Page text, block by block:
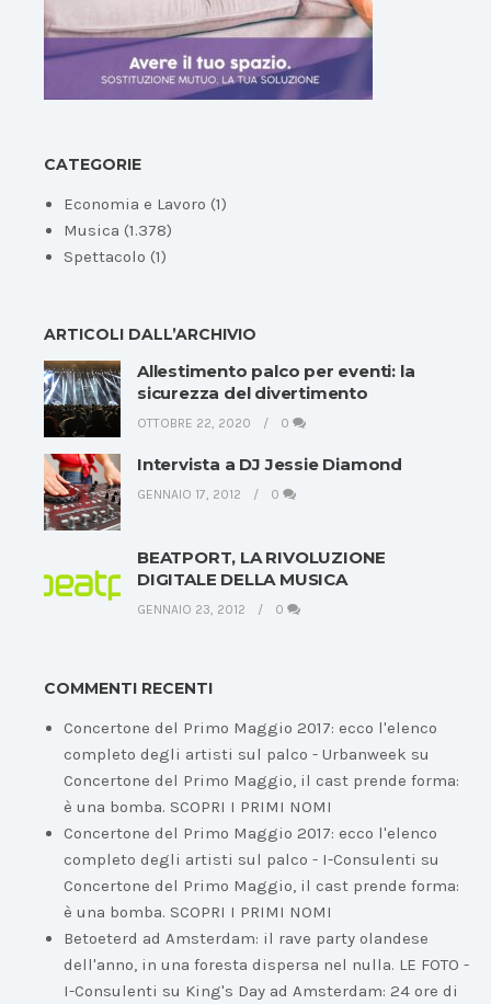
CATEGORIE
Economia e Lavoro (1)
Musica (1.378)
Spettacolo (1)
ARTICOLI DALL’ARCHIVIO
Allestimento palco per eventi: la
sicurezza del divertimento
OTTOBRE 22, 2020 0
Intervista a DJ Jessie Diamond
GENNAIO 17, 2012 0
BEATPORT, LA RIVOLUZIONE
DIGITALE DELLA MUSICA
GENNAIO 23, 2012 0
COMMENTI RECENTI
Concertone del Primo Maggio 2017: ecco l'elenco
completo degli artisti sul palco - Urbanweek su
Concertone del Primo Maggio, il cast prende forma:
è una bomba. SCOPRI I PRIMI NOMI
Concertone del Primo Maggio 2017: ecco l'elenco
completo degli artisti sul palco - I-Consulenti su
Concertone del Primo Maggio, il cast prende forma:
è una bomba. SCOPRI I PRIMI NOMI
Betoeterd ad Amsterdam: il rave party olandese
dell'anno, in una foresta dispersa nel nulla. LE FOTO -
I-Consulenti su King's Day ad Amsterdam: 24 ore di